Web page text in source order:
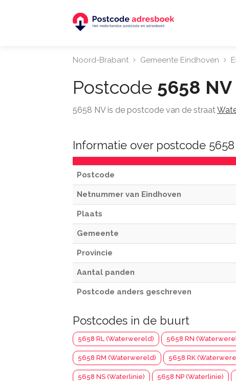
Noord-Brabant Gemeente Eindhoven
Postcode 5658 NV
5658 NV is de postcode van de straat
Informatie over postcode
Postcode
Netnummer van Eindhoven
Plaats
Gemeente
Provincie
Aantal panden
Postcode anders geschreven
Postcodes in de buurt
5658 RL (Waterwereld) 5658 RN
5658 RM (Waterwereld) 5658 RK
5658 NS (Waterlinie) 5658 NP (Waterlinie)